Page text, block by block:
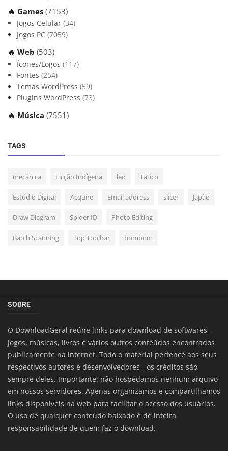
🔥 Games (7153)
Jogos Celular (34)
Jogos PC (7059)
🔥 Web (503)
Ícones/Logos (117)
Fontes (254)
Temas WordPress (59)
Plugins WordPress (73)
🔥 Música (7551)
TAGS
mecânica Ficção Indígena led Tático
Estúdio Digital Acquire Email address slicer Japão
Draw Diagram Spider ID Photo Editing
Batch Scanning Top Toolbar bombom
SOBRE
O DownloadGeral reúne links para download de softwares,
jogos, músicas, livros e vários outros conteúdos encontrados
publicamente na internet. Todo o material pertence aos seus
respectivos autores e desenvolvedores - os créditos são
sempre deles. Importante: não hospedamos nenhum arquivo
em nossos servidores. Apenas organizamos e compartilhamos
links disponíveis na web para facilitar o acesso dos usuários.
O uso de qualquer conteúdo baixado é de inteira
responsabilidade de quem faz o download.